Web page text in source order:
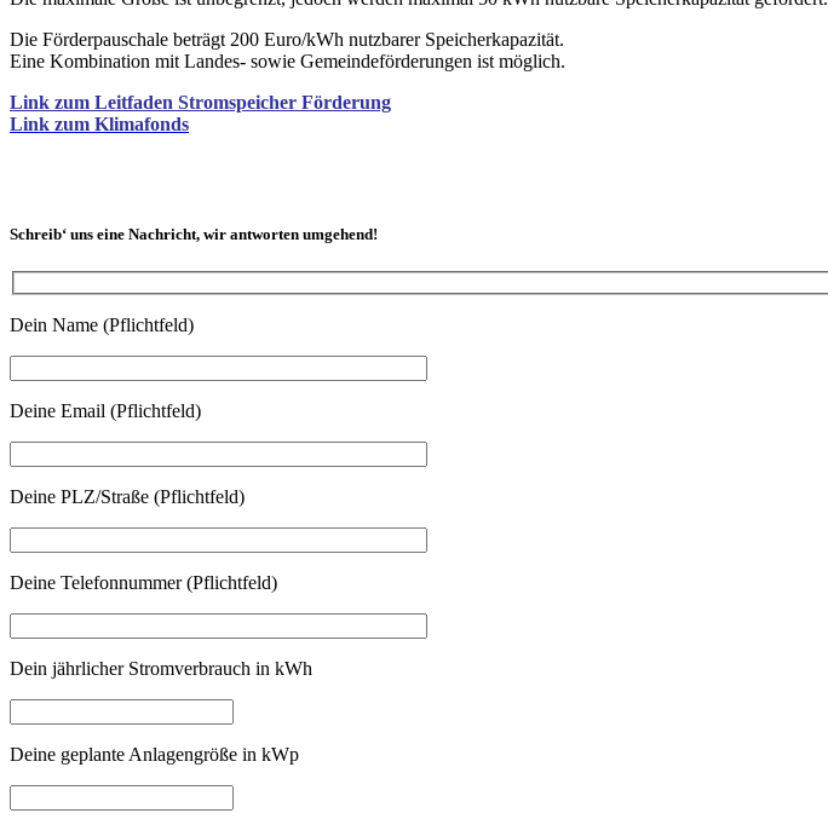
Die Förderpauschale beträgt 200 Euro/kWh nutzbarer Speicherkapazität.
Eine Kombination mit Landes- sowie Gemeindeförderungen ist möglich.
Link zum Leitfaden Stromspeicher Förderung
Link zum Klimafonds
Schreib‘ uns eine Nachricht, wir antworten umgehend!
Dein Name (Pflichtfeld)
Deine Email (Pflichtfeld)
Deine PLZ/Straße (Pflichtfeld)
Deine Telefonnummer (Pflichtfeld)
Dein jährlicher Stromverbrauch in kWh
Deine geplante Anlagengröße in kWp